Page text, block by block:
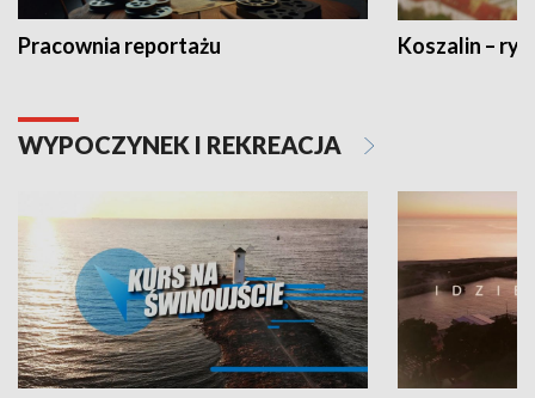
Pracownia reportażu Koszalin –
WYPOCZYNEK I REKREACJA